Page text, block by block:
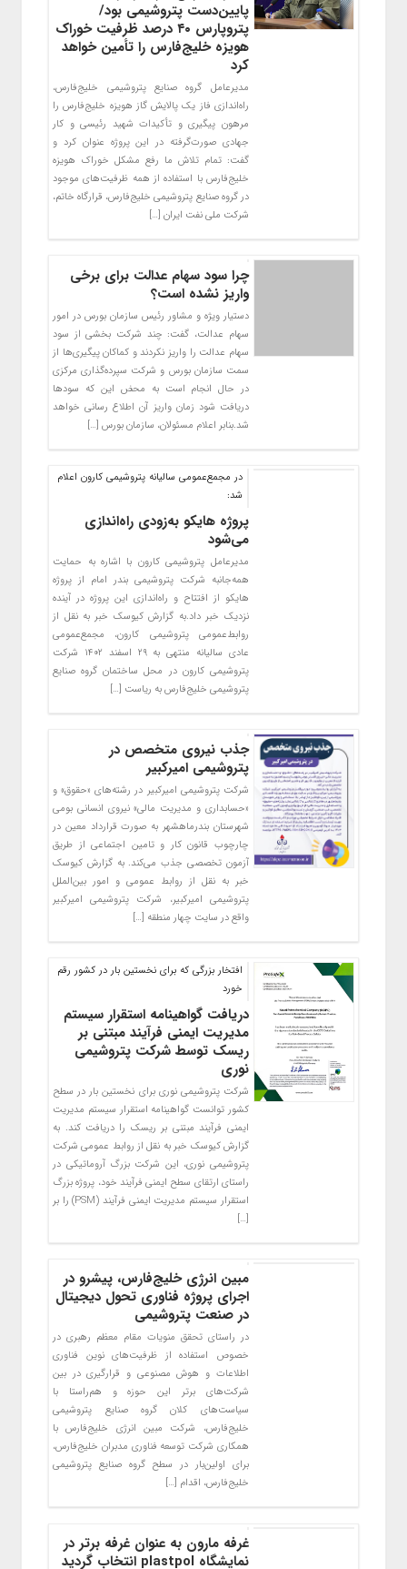
پایین‌دست پتروشیمی بود/
پتروپارس ۴۰ درصد ظرفیت خوراک
هویزه خلیج‌فارس را تأمین خواهد
کرد
مدیرعامل گروه صنایع پتروشیمی خلیج‌فارس،
راه‌اندازی فاز یک پالایش گاز هویزه خلیج‌فارس را
مرهون پیگیری و تأکیدات شهید رئیسی و کار
جهادی صورت‌گرفته در این پروژه عنوان کرد و
گفت: تمام تلاش ما رفع مشکل خوراک هویزه
خلیج‌فارس با استفاده از همه ظرفیت‌های موجود
در گروه صنایع پتروشیمی خلیج‌فارس، قرارگاه خاتم،
شرکت ملی نفت ایران […]
چرا سود سهام عدالت برای برخی
واریز نشده است؟
دستیار ویژه و مشاور رئیس سازمان بورس در امور
سهام عدالت، گفت: چند شرکت بخشی از سود
سهام عدالت را واریز نکردند و کماکان پیگیری‌ها از
سمت سازمان بورس و شرکت سپرده‌گذاری مرکزی
در حال انجام است به محض این که سود‌ها
دریافت شود زمان واریز آن اطلاع رسانی خواهد
شد.بنابر اعلام مسئولان، سازمان بورس […]
در مجمع‌عمومی سالیانه پتروشیمی کارون اعلام
شد:
پروژه هایکو به‌زودی راه‌اندازی
می‌شود
مدیرعامل پتروشیمی کارون با اشاره به حمایت
همه‌جانبه شرکت پتروشیمی بندر امام از پروژه
هایکو از افتتاح و راه‌اندازی این پروژه در آینده
نزدیک خبر داد.به گزارش کیوسک خبر به نقل از
روابط‌عمومی پتروشیمی کارون، مجمع‌عمومی
عادی سالیانه منتهی به ۲۹ اسفند ۱۴۰۲ شرکت
پتروشیمی کارون در محل ساختمان گروه صنایع
پتروشیمی خلیج‌فارس به ریاست […]
جذب نیروی متخصص در
پتروشیمی امیرکبیر
شرکت پتروشیمی امیرکبیر در رشته‌های «حقوق» و
«حسابداری و مدیریت مالی» نیروی انسانی بومی
شهرستان بندرماهشهر به صورت قرارداد معین در
چارچوب قانون کار و تامین اجتماعی از طریق
آزمون تخصصی جذب می‌کند. به گزارش کیوسک
خبر به نقل از روابط عمومی و امور بین‌الملل
پتروشیمی امیرکبیر، شرکت پتروشیمی امیرکبیر
واقع در سایت چهار منطقه […]
افتخار بزرگی که برای نخستین بار در کشور رقم
خورد
دریافت گواهینامه استقرار سیستم
مدیریت ایمنی فرآیند مبتنی بر
ریسک توسط شرکت پتروشیمی
نوری
شرکت پتروشیمی نوری برای نخستین بار در سطح
کشور توانست گواهینامه استقرار سیستم مدیریت
ایمنی فرآیند مبتنی بر ریسک را دریافت کند. به
گزارش کیوسک خبر به نقل از روابط عمومی شرکت
پتروشیمی نوری، این شرکت بزرگ آروماتیکی در
راستای ارتقای سطح ایمنی فرآیند خود، پروژه بزرگ
استقرار سیستم مدیریت ایمنی فرآیند (PSM) را بر
[…]
مبین انرژی خلیج‌فارس، پیشرو در
اجرای پروژه فناوری تحول دیجیتال
در صنعت پتروشیمی
در راستای تحقق منویات مقام معظم رهبری در
خصوص استفاده از ظرفیت‌های نوین فناوری
اطلاعات و هوش مصنوعی و قرارگیری در بین
شرکت‌های برتر این حوزه و هم‌راستا با
سیاست‌های کلان گروه صنایع پتروشیمی
خلیج‌فارس، شرکت مبین انرژی خلیج‌فارس با
همکاری شرکت توسعه فناوری مدبران خلیج‌فارس،
برای اولین‌بار در سطح گروه صنایع پتروشیمی
خلیج‌فارس، اقدام […]
غرفه مارون به عنوان غرفه برتر در
نمایشگاه plastpol انتخاب گردید